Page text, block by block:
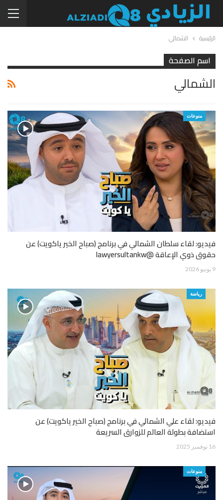
الرئيسية الشمالي
اسم الصفحة
الشمالي
منوعات
فيديو: لقاء سلطان الشمالي في برنامج (صباح الخير ياكويت) عن
حقوق ذوي الإعاقة @lawyersultankw
9 يونيو 2026
رياضة
فيديو: لقاء علي الشمالي في برنامج (صباح الخير ياكويت) عن
استضافة بطولة العالم للزوارق السريعة
16 نوفمبر 2025
منوعات